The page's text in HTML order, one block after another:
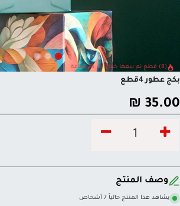
(8) قطع تم بيعها خلال آخر 24 ساعة
بكج عطور 4قطع
35.00
₪
وصف المنتج
يشاهد هذا المنتج حالياً 7 أشخاص